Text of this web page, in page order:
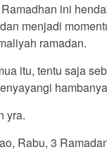
ini
menjadi
ramadan.
itu, tentu saja
yra.
Rabu, 3